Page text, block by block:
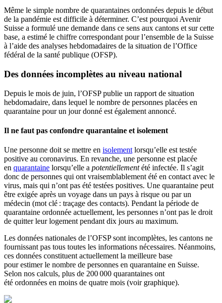
Même le simple nombre de quarantaines ordonnées depuis le début
de la pandémie est difficile à déterminer. C’est pourquoi Avenir
Suisse a formulé une demande dans ce sens aux cantons et sur cette
base, a estimé le chiffre correspondant pour l’ensemble de la Suisse
à l’aide des analyses hebdomadaires de la situation de l’Office
fédéral de la santé publique (OFSP).
Des données incomplètes au niveau national
Depuis le mois de juin, l’OFSP publie un rapport de situation
hebdomadaire, dans lequel le nombre de personnes placées en
quarantaine pour un jourdonné est également annoncé.
Il ne faut pas confondre quarantaine et isolement
Une personne doit se mettre en isolement lorsqu’elle est testée
positive au coronavirus. En revanche, une personne est placée
en quarantaine lorsqu’elle a potentiellementété infectée. Il s’agit
donc de personnes qui ont vraisemblablement été en contact avec le
virus, mais qui n’ont pas été testées positives. Une quarantaine peut
être exigée après un voyage dans un pays à risque ou par un
médecin (mot clé : traçage des contacts). Pendant la période de
quarantaine ordonnée actuellement, les personnes n’ont pas le droit
de quitterleur logement pendant dix jours au maximum.
Les données nationales de l’OFSP sont incomplètes, les cantons ne
fournissant pas tous toutes les informations nécessaires. Néanmoins,
ces données constituent actuellement la meilleure base
pour estimerle nombre de personnes en quarantaine en Suisse.
Selon nos calculs, plus de 200 000 quarantaines ont
été ordonnées en moins de quatre mois (voir graphique).